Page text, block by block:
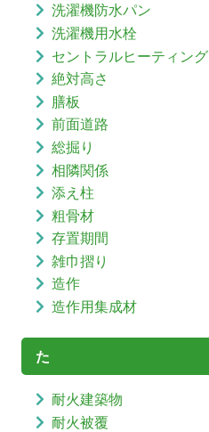
洗濯機防水パン
洗濯機用水栓
セントラルヒーティング
絶対高さ
膳板
前面道路
総掘り
相隣関係
添え柱
粗骨材
存置期間
雑巾摺り
造作
造作用集成材
た
耐火建築物
耐火被覆